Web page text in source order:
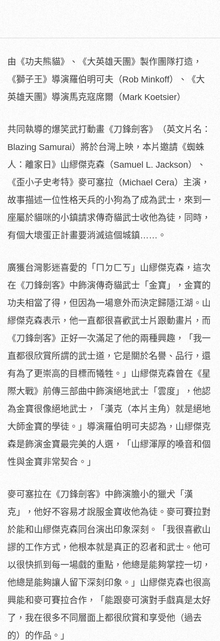
由《功夫熊貓》、《大英雄天團》製作團隊打造，
《獅子王》導演羅伯明可夫（Rob Minkoff）、《大
英雄天團》導演馬克寇席爾（Mark Koetsier）
共同執導的爆笑武打動畫《刀鋒劍客》（英文片名：
Blazing Samurai）將於台灣上映，本片邀請《蜘蛛
人：離家日》 山繆傑克森（Samuel L. Jackson）、
《歪小子史考特》麥可塞拉（Michael Cera）主演，
故事描述一位性格天兵的小狗為了成為武士， 來到一
座屬於貓咪的小鎮請求傳奇貓武士收他為徒，同時，
有個大壞蛋正計畫要消滅這個城鎮……。
廣獲台灣影迷喜愛的「ㄇㄉㄈㄎ」山繆傑克森，這次
在《刀鋒劍客》 中飾演傳奇貓武士「金寶」，金寶的
功夫相當了得， 但因為一場意外而決定歸隱江湖。山
繆傑克森表示， 他一直都很喜歡武士片跟動畫片，而
《刀鋒劍客》 正好一次滿足了他的兩種興趣，「我一
直都很欣賞所謂的武士道， 它是關於名譽、品行，還
有為了更崇高的目標而犧牲。」 山繆傑克森曾在《星
際大戰》前傳三部曲中飾演絕地武士「雲度」， 他認
為金寶很像絕地武士，「漢克（本片主角） 就是絕地
大師金寶的學徒。」導演羅伯明可夫認為， 山繆傑克
森是飾演金寶最完美的人選，「 山繆渾厚的嗓音和個
性與金寶非常契合。」
麥可塞拉在《刀鋒劍客》中飾演膽小的獵犬「漢
克」， 他好不容易才說服金寶收他為徒。 麥可賽拉對
於能和山繆傑克森同台演出印象深刻。「 我很喜歡山
謬的工作方式，他根本就是真正的忍者和武士。 他可
以很快抓到每一場戲的重點，他總是能夠掌控一切，
他總是能夠讓人留下深刻印象。」 山繆傑克森也很高
興能和麥可賽拉合作，「 能跟麥可演對手戲真是太好
了， 我在很多不同層面上都很欣賞和享受他（過去
的）的作品。」